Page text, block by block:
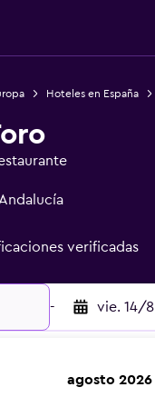
Hoteles en España
verificadas
- vie. 14/8
agosto 2026